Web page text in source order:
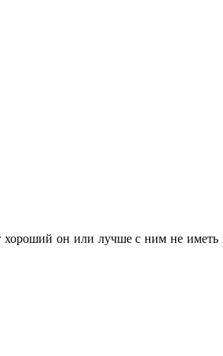
он или лучше с ним не